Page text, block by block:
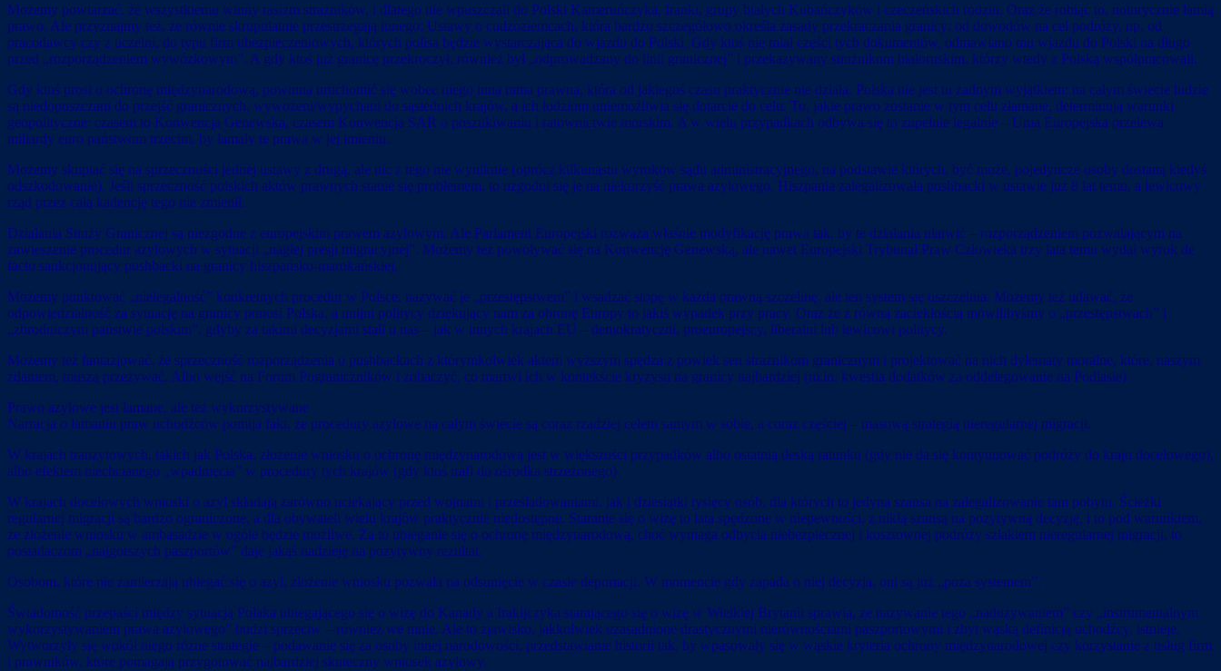
Możemy powtarzać, że wszystkiemu winny rasizm strażników, i dlatego nie wpuszczali do Polski Kameruńczyka, Iranki, grupy białych Kubańczyków i czeczeńskich rodzin. Oraz że robiąc to, notorycznie łamią
prawo. Ale przyznajmy też, że równie skrupulatnie przestrzegają innego: Ustawy o cudzoziemcach, która bardzo szczegółowo określa zasady przekraczania granicy: od dowodów na cel podróży, np. od
pracodawcy czy z uczelni, do typu firm ubezpieczeniowych, których polisa będzie wystarczająca do wjazdu do Polski. Gdy ktoś nie miał części tych dokumentów, odmawiano mu wjazdu do Polski na długo
przed „rozporządzeniem wywózkowym”. A gdy ktoś już granicę przekroczył, również był „odprowadzany do linii granicznej” i przekazywany strażnikom białoruskim, którzy wtedy z Polską współpracowali.
Gdy ktoś prosi o ochronę międzynarodową, powinna uruchomić się wobec niego inna rama prawna, która od jakiegoś czasu praktycznie nie działa. Polska nie jest tu żadnym wyjątkiem: na całym świecie ludzie
są niedopuszczani do przejść granicznych, wywożeni/wypychani do sąsiednich krajów, a ich łodziom uniemożliwia się dotarcie do celu. To, jakie prawo zostanie w tym celu złamane, determinują warunki
geopolityczne: czasem to Konwencja Genewska, czasem Konwencja SAR o poszukiwaniu i ratownictwie morskim. A w wielu przypadkach odbywa się to zupełnie legalnie – Unia Europejska przelewa
miliardy euro państwom trzecim, by łamały te prawa w jej imieniu.
Możemy skupiać się na sprzeczności jednej ustawy z drugą, ale nic z tego nie wyniknie (oprócz kilkunastu wyroków sądu administracyjnego, na podstawie których, być może, pojedyncze osoby dostaną kiedyś
odszkodowanie). Jeśli sprzeczność polskich aktów prawnych stanie się problemem, to uzgodni się je na niekorzyść prawa azylowego. Hiszpania zalegalizowała pushbacki w ustawie już 8 lat temu, a lewicowy
rząd przez całą kadencję tego nie zmienił.
Działania Straży Granicznej są niezgodne z europejskim prawem azylowym. Ale Parlament Europejski rozważa właśnie modyfikację prawa tak, by te działania ułatwić – rozporządzeniem pozwalającym na
zawieszenie procedur azylowych w sytuacji „nagłej presji migracyjnej”. Możemy też powoływać się na Konwencję Genewską, ale nawet Europejski Trybunał Praw Człowieka trzy lata temu wydał wyrok de
facto sankcjonujący pushbacki na granicy hiszpańsko-marokańskiej.
Możemy punktować „nielegalność” konkretnych procedur w Polsce, nazywać je „przestępstwem” i wsadzać stopę w każda prawną szczelinę, ale ten system się uszczelnia. Możemy też udawać, że
odpowiedzialność za sytuację na granicy ponosi Polska, a unijni politycy dziękujący nam za obronę Europy to jakiś wypadek przy pracy. Oraz że z równą zaciekłością mówilibyśmy o „przestępstwach” i
„zbrodniczym państwie polskim”, gdyby za takimi decyzjami stali u nas – jak w innych krajach EU – demokratyczni, proeuropejscy, liberalni lub lewicowi politycy.
Możemy też fantazjować, że sprzeczność rozporządzenia o pushbackach z którymkolwiek aktem wyższym spędza z powiek sen strażnikom granicznym i projektować na nich dylematy moralne, które, naszym
zdaniem, muszą przeżywać. Albo wejść na Forum Pograniczników i zobaczyć, co martwi ich w kontekście kryzysu na granicy najbardziej (m.in. kwestia dodatków za oddelegowanie na Podlasie).
Prawo azylowe jest łamane, ale też wykorzystywane
Narracja o łamaniu praw uchodźców pomija fakt, że procedury azylowe na całym świecie są coraz rzadziej celem samym w sobie, a coraz częściej – masową strategią nieregularnej migracji.
W krajach tranzytowych, takich jak Polska, złożenie wniosku o ochronę międzynarodową jest w większości przypadków albo ostatnią deską ratunku (gdy nie da się kontynuować podróży do kraju docelowego),
albo efektem niechcianego „wpadnięcia” w procedury tych krajów (gdy ktoś trafi do ośrodka strzeżonego).
W krajach docelowych wnioski o azyl składają zarówno uciekający przed wojnami i prześladowaniami, jak i dziesiątki tysięcy osób, dla których to jedyna szansa na zalegalizowanie tam pobytu. Ścieżki
regularnej migracji są bardzo ograniczone, a dla obywateli wielu krajów praktycznie niedostępne. Staranie się o wizę to lata spędzone w niepewności, z nikłą szansą na pozytywną decyzję, i to pod warunkiem,
że złożenie wniosku w ambasadzie w ogóle będzie możliwe. Za to ubieganie się o ochronę międzynarodową, choć wymaga odbycia niebezpiecznej i kosztownej podróży szlakiem nieregularnej migracji, to
posiadaczom „najgorszych paszportów” daje jakąś nadzieję na pozytywny rezultat.
Osobom, które nie zamierzają ubiegać się o azyl, złożenie wniosku pozwala na odsunięcie w czasie deportacji. W momencie gdy zapada o niej decyzja, oni są już „poza systemem”.
Świadomość przepaści między sytuacją Polaka ubiegającego się o wizę do Kanady a Irakijczyka starającego się o wizę w Wielkiej Brytanii sprawia, że nazywanie tego „nadużywaniem” czy „instrumentalnym
wykorzystywaniem prawa azylowego” budzi sprzeciw – również we mnie. Ale to zjawisko, jakkolwiek uzasadnione drastycznymi nierównościami paszportowymi i zbyt wąską definicją uchodźcy, istnieje.
Wytworzyły się wokół niego różne strategie – podawanie się za osoby innej narodowości, przedstawianie historii tak, by wpasowały się w wąskie kryteria ochrony międzynarodowej czy korzystanie z usług firm
i prawników, które pomagają przygotować najbardziej skuteczny wniosek azylowy.